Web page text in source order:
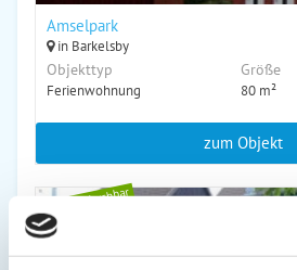
Amselpark
in Barkelsby
Objekttyp
Ferienwohnung
Größe
80 m²
zum Objekt
online buchbar